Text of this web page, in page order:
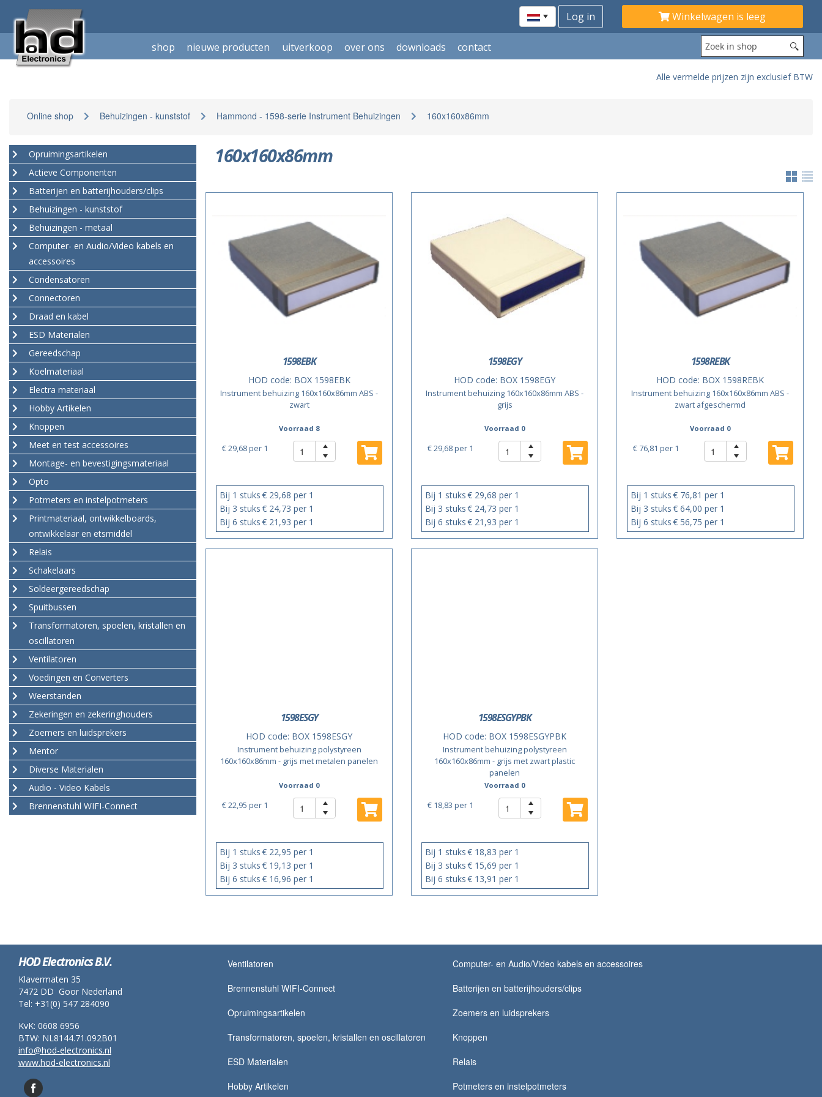
Winkelwagen is leeg
shop nieuwe producten uitverkoop over ons downloads contact
Alle vermelde prijzen zijn exclusief BTW
Online shop Behuizingen - kunststof Hammond - 1598-serie Instrument Behuizingen 160x160x86mm
Opruimingsartikelen
Actieve Componenten
Batterijen en batterijhouders/clips
Behuizingen - kunststof
Behuizingen - metaal
Computer- en Audio/Video kabels en
accessoires
Condensatoren
Connectoren
Draad en kabel
ESD Materialen
Gereedschap
Koelmateriaal
Electra materiaal
Hobby Artikelen
Knoppen
Meet en test accessoires
Montage- en bevestigingsmateriaal
Opto
Potmeters en instelpotmeters
Printmateriaal, ontwikkelboards,
ontwikkelaar en etsmiddel
Relais
Schakelaars
Soldeergereedschap
Spuitbussen
Transformatoren, spoelen, kristallen en
oscillatoren
Ventilatoren
Voedingen en Converters
Weerstanden
Zekeringen en zekeringhouders
Zoemers en luidsprekers
Mentor
Diverse Materialen
Audio - Video Kabels
Brennenstuhl WIFI-Connect
160x160x86mm
1598EBK
HOD code: BOX 1598EBK
Instrument behuizing 160x160x86mm ABS -
zwart
Voorraad 8
€ 29,68per 1
Bij 1 stuks€ 29,68 per 1
Bij 3 stuks€ 24,73 per 1
Bij 6 stuks€ 21,93 per 1
1598EGY
HOD code: BOX 1598EGY
Instrument behuizing 160x160x86mm ABS -
grijs
Voorraad 0
€ 29,68per 1
Bij 1 stuks€ 29,68 per 1
Bij 3 stuks€ 24,73 per 1
Bij 6 stuks€ 21,93 per 1
1598REBK
HOD code: BOX 1598REBK
Instrument behuizing 160x160x86mm ABS -
zwart afgeschermd
Voorraad 0
€ 76,81 per 1
Bij 1 stuks€ 76,81 per 1
Bij 3 stuks€ 64,00 per 1
Bij 6 stuks€ 56,75 per 1
1598ESGY
HOD code: BOX 1598ESGY
Instrument behuizing polystyreen
160x160x86mm - grijs met metalen panelen
Voorraad 0
€ 22,95 per 1
Bij 1 stuks€ 22,95 per 1
Bij 3 stuks€ 19,13 per 1
Bij 6 stuks€ 16,96 per 1
1598ESGYPBK
HOD code: BOX 1598ESGYPBK
Instrument behuizing polystyreen
160x160x86mm - grijs met zwart plastic
panelen
Voorraad 0
€ 18,83 per 1
Bij 1 stuks€ 18,83 per 1
Bij 3 stuks€ 15,69 per 1
Bij 6 stuks€ 13,91 per 1
HOD Electronics B.V.
Klavermaten 35
7472 DD Goor Nederland
Tel: +31(0) 547 284090
KvK: 0608 6956
BTW: NL8144.71.092B01
info@hod-electronics.nl
www.hod-electronics.nl
Ventilatoren
Brennenstuhl WIFI-Connect
Opruimingsartikelen
Transformatoren, spoelen, kristallen en oscillatoren
ESD Materialen
Hobby Artikelen
Computer- en Audio/Video kabels en accessoires
Batterijen en batterijhouders/clips
Zoemers en luidsprekers
Knoppen
Relais
Potmeters en instelpotmeters